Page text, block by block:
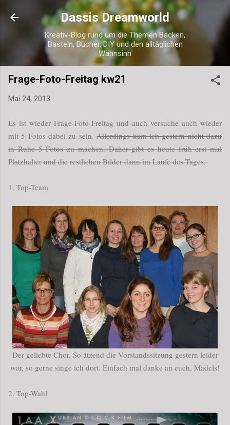
Direkt zum Hauptbereich
Dassis Dreamworld
Kreativ-Blog rund um die Themen Backen,
Basteln, Bücher, DIY und den alltäglichen
Wahnsinn
Frage-Foto-Freitag kw21
Mai 24, 2013
Es ist wieder Frage-Foto-Freitag und auch versuche auch wieder
mit 5 Fotos dabei zu sein.Allerdings kam ich gestern nicht dazu
in Ruhe 5 Fotos zu machen. Daher gibt es heute früh erst mal
Platzhalter und die restlichen Bilder dann im Laufe des Tages.
1. Top-Team
Der geliebte Chor. So ätzend die Vorstandssitzung gestern leider
war, so gerne singe ich dort. Einfach mal danke an euch, Mädels!
2. Top-Wahl